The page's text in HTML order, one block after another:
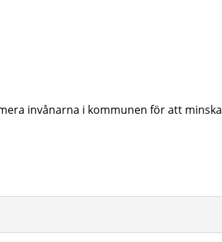
invånarna i kommunen för att minska